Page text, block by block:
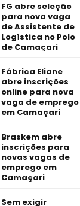
FG abre seleção
para nova vaga
de Assistente de
Logística no Polo
de Camaçari
Fábrica Eliane
abre inscrições
online para nova
vaga de emprego
em Camaçari
Braskem abre
inscrições para
novas vagas de
emprego em
Camaçari
Sem exigir